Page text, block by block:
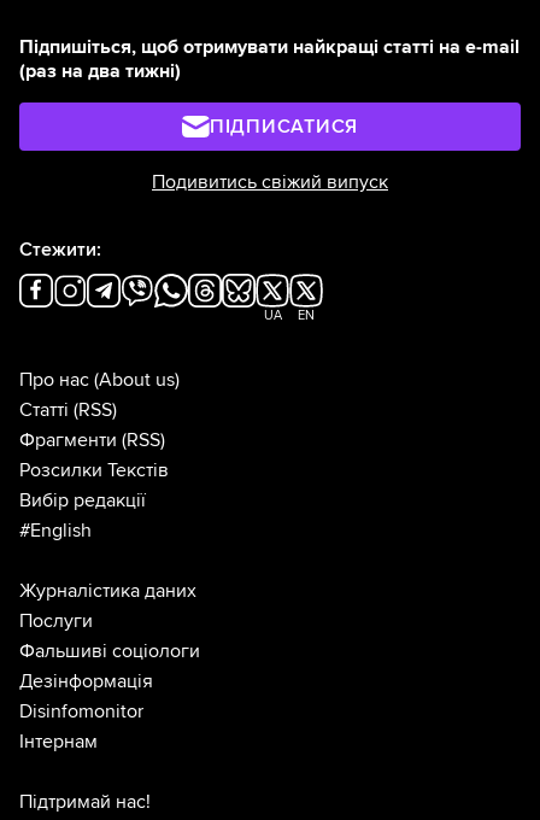
Підпишіться, щоб отримувати найкращі статті на e-mail
(раз на два тижні)
ПІДПИСАТИСЯ
Подивитись свіжий випуск
Стежити:
UA EN
Про нас (About us)
Статті (RSS)
Фрагменти (RSS)
Розсилки Текстів
Вибір редакції
#English
Журналістика даних
Послуги
Фальшиві соціологи
Дезінформація
Disinfomonitor
Інтернам
Підтримай нас!